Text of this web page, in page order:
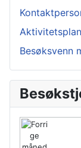
Aktivitetsplan
Besøksvenn